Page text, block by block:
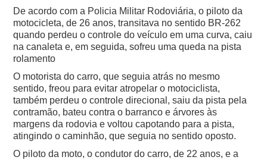
De acordo com a Policia Militar Rodoviária, o piloto da
motocicleta, de 26 anos, transitava no sentido BR-262
quando perdeu o controle do veículo em uma curva, caiu
na canaleta e, em seguida, sofreu uma queda na pista
rolamento
O motorista do carro, que seguia atrás no mesmo
sentido, freou para evitar atropelar o motociclista,
também perdeu o controle direcional, saiu da pista pela
contramão, bateu contra o barranco e árvores às
margens da rodovia e voltou capotando para a pista,
atingindo o caminhão, que seguia no sentido oposto.
O piloto da moto, o condutor do carro, de 22 anos, e a